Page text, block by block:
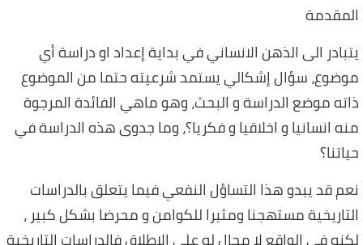
المقدمة
يتبادر الى الذهن الانساني في بداية إعداد او دراسة أي
موضوع، سؤال إشكالي يستمد شرعيته حتما من الموضوع
ذاته موضع الدراسة و البحث، وهو ماهي الفائدة المرجوة
منه انسانيا و اخلاقيا و فكريا؟، وما جدوى هذه الدراسة في
حياتنا؟
نعم قد يبدو هذا التساؤل النفعي فيما يتعلق بالدراسات
التاريخية مستهجنا ومثيرا للكوامن و محرضا بشكل كبير ،
لكنه في الواقع لا مجال له على الاطلاق فالدراسات التاريخية